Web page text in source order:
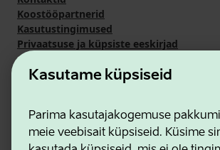
Kasutame küpsiseid
Parima kasutajakogemuse
meie veebisait küpsiseid. Küsime
Koostööpartnerid
Kasutustingimused
Privaatsuse ja küpsiste eeskirjad